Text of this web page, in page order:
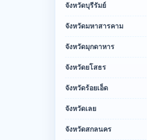
จังหวัดบุรีรัมย์
จังหวัดมหาสารคาม
จังหวัดมุกดาหาร
จังหวัดยโสธร
จังหวัดร้อยเอ็ด
จังหวัดเลย
จังหวัดสกลนคร